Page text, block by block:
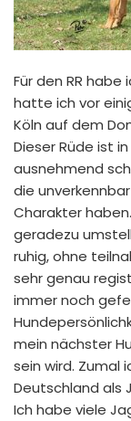
Für den RR
hatte ich vor
Köln auf dem
Dieser Rüde ist
ausnehmend
die
Charakter
geradezu
ruhig, ohne
sehr genau
immer noch
mein nächster
sein wird. Zumal
Deutschland als
Ich habe viele